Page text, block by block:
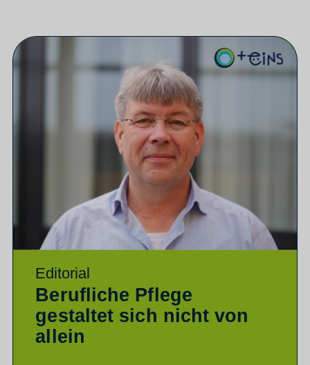
Editorial
Berufliche Pflege
gestaltet sich nicht von
allein